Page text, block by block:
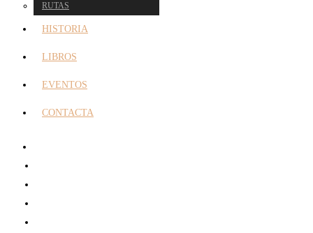
RUTAS
HISTORIA
LIBROS
EVENTOS
CONTACTA